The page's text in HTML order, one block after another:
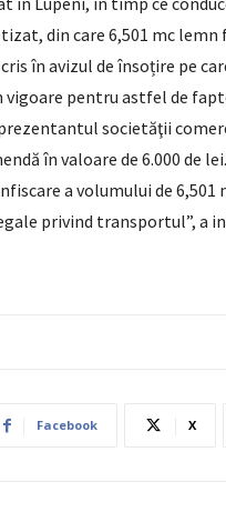
din care 6,501 mc
în avizul de însoțire pe
vigoare pentru astfel de
societăţii
în valoare de 6.000 de
a volumului de
privind transportul”, a
Facebook X